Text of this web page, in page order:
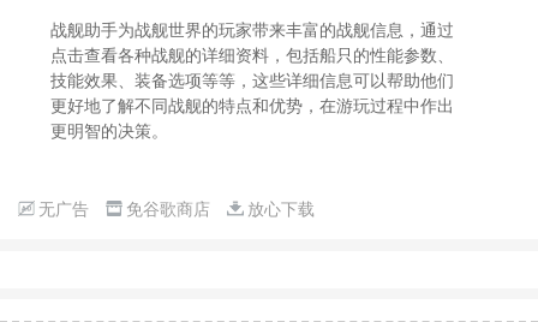
战舰助手为战舰世界的玩家带来丰富的战舰信息，通过
点击查看各种战舰的详细资料，包括船只的性能参数、
技能效果、装备选项等等，这些详细信息可以帮助他们
更好地了解不同战舰的特点和优势，在游玩过程中作出
更明智的决策。
无广告 免谷歌商店 放心下载